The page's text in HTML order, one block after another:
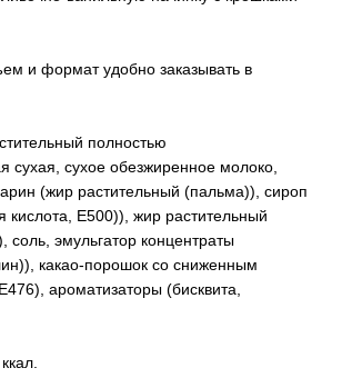
и формат удобно заказывать в
полностью
сухая, сухое обезжиренное молоко,
(жир растительный (пальма)), сироп
кислота, Е500)), жир растительный
эмульгатор концентраты
какао-порошок со сниженным
ароматизаторы (бисквита,